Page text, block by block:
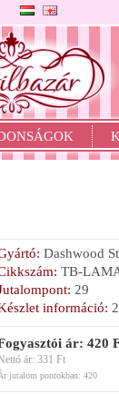
Dashwood
TB-
29
információ:
ár: 420
ár: 331 Ft
jutalom pontokban: 420